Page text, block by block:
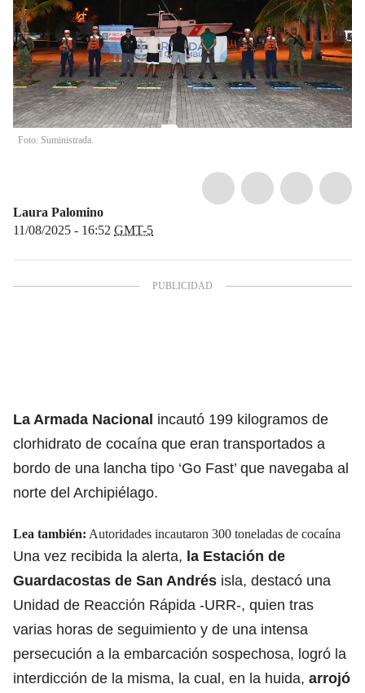
Foto: Suministrada.
Laura Palomino
11/08/2025 - 16:52 GMT-5
La Armada Nacional incautó 199 kilogramos de
clorhidrato de cocaína que eran transportados a
bordo de una lancha tipo ‘Go Fast’ que navegaba al
norte del Archipiélago.
Lea también: Autoridades incautaron 300 toneladas de cocaína
Una vez recibida la alerta, la Estación de
Guardacostas de San Andrés isla, destacó una
Unidad de Reacción Rápida -URR-, quien tras
varias horas de seguimiento y de una intensa
persecución a la embarcación sospechosa, logró la
interdicción de la misma, la cual, en la huida, arrojó